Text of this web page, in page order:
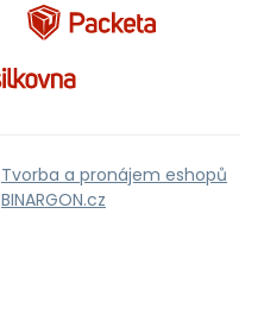
Tvorba a pronájem eshopů
BINARGON.cz